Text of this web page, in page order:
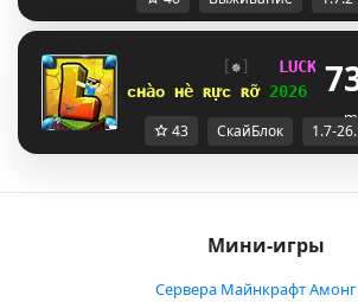
[✵] LUCKYVN
ᴄʜàᴏ ʜè ʀựᴄ ʀỡ 2026 ⋆
43 СкайБлок 1.7-
Мини-игры
Сервера Майнкрафт Амонг